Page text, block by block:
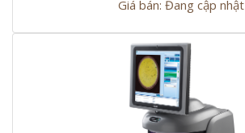
Giá bán: Đang cập nhật